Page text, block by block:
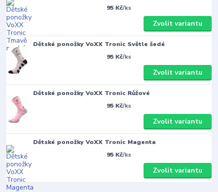
95 Kč/ks
Zvolit variantu
Dětské ponožky VoXX Tronic Světle šedé
95 Kč/ks
Zvolit variantu
Dětské ponožky VoXX Tronic Růžové
95 Kč/ks
Zvolit variantu
Dětské ponožky VoXX Tronic Magenta
95 Kč/ks
Zvolit variantu